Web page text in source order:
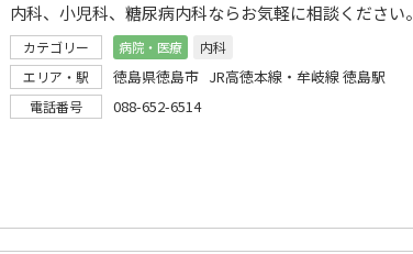
内科、小児科、糖尿病内科ならお気軽に相談ください。
カテゴリー 病院・医療
内科
エリア・駅
徳島県徳島市 JR高徳本線・牟岐線 徳島駅
電話番号 088-652-6514